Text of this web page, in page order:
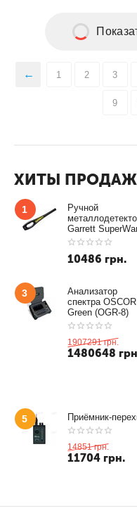
1 2 3
9
ХИТЫ ПРОДАЖ
1
Ручной
Garrett
10486 грн.
3
Анализатор
спектра OSCOR
Green (OGR-8)
1907291 грн.
1480648
5 Приёмник-
14851 грн.
11704 грн.